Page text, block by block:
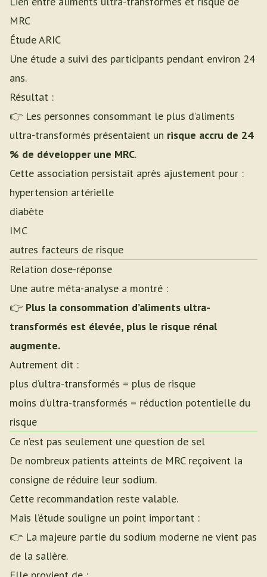
MRC
Étude ARIC
Une étude a suivi des participants pendant environ 24
ans.
Résultat :
👉 Les personnes consommant le plus d’aliments
ultra-transformés présentaient un risque accru de 24
% de développer une MRC.
Cette association persistait après ajustement pour :
hypertension artérielle
diabète
IMC
autres facteurs de risque
Relation dose-réponse
Une autre méta-analyse a montré :
👉 Plus la consommation d’aliments ultra-
transformés est élevée, plus le risque rénal
augmente.
Autrement dit :
plus d’ultra-transformés = plus de risque
moins d’ultra-transformés = réduction potentielle du
risque
Ce n’est pas seulement une question de sel
De nombreux patients atteints de MRC reçoivent la
consigne de réduire leur sodium.
Cette recommandation reste valable.
Mais l’étude souligne un point important :
👉 La majeure partie du sodium moderne ne vient pas
de la salière.